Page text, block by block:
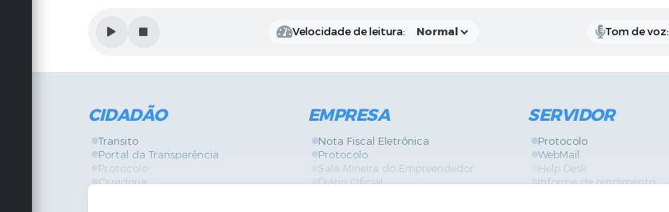
Velocidade de leitura: Tom de voz:
CIDADÃO
Transito
Portal da Transparência
Protocolo
Ouvidoria
EMPRESA
Nota Fiscal Eletrônica
Protocolo
Sala Mineira do Empreendedor
Diário Oficial
SERVIDOR
Protocolo
WebMail
Help Desk
Informe de rendimento